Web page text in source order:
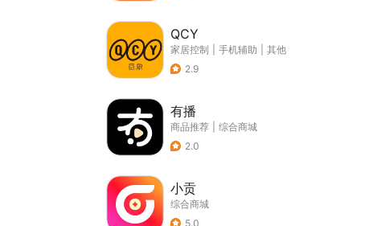
QCY
家居控制 手机辅助
其他
2.9
有播
商品推荐
综合商城
2.0
小贡
综合商城
5.0